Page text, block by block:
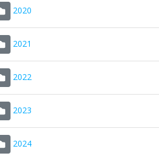
2020
2021
2022
2023
2024